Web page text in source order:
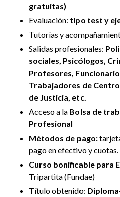
gratuitas)
Evaluación: tipo test y
Tutorías y
Salidas profesionales:
sociales, Psicólogos,
Profesores,
Trabajadores de
de Justicia, etc.
Acceso a la Bolsa de
Profesional
Métodos de pago:
pago en efectivo y cuotas.
Curso bonificable para
Tripartita (Fundae)
Título obtenido: